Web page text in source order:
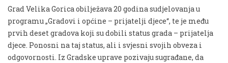
Grad Velika Gorica obilježava 20 godina sudjelovanja u
programu „Gradovi i općine – prijatelji djece“, te je među
prvih deset gradova koji su dobili status grada – prijatelja
djece. Ponosni na taj status, ali i svjesni svojih obveza i
odgovornosti. Iz Gradske uprave pozivaju sugrađane, da